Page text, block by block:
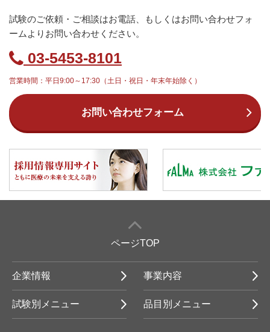
試験のご依頼・ご相談はお電話、もしくはお問い合わせフォ
ームよりお問い合わせください。
03-5453-8101
営業時間：平日9:00～17:30（土日・祝日・年末年始除く）
お問い合わせフォーム
ページTOP
企業情報 事業内容
試験別メニュー 品目別メニュー